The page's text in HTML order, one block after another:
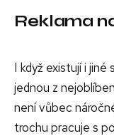
Reklama
I když existují i
jednou z
není vůbec
trochu pracuje s